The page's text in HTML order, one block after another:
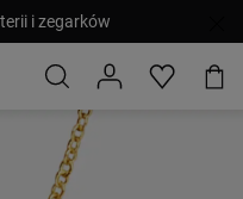
i zegarków